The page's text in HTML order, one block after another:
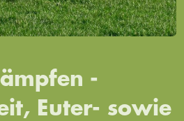
-
Euter- sowie